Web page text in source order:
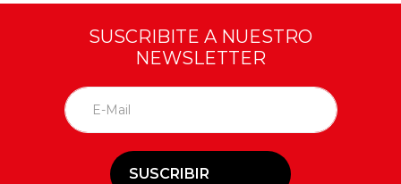
SUSCRIBITE A NUESTRO
NEWSLETTER
SUSCRIBIR